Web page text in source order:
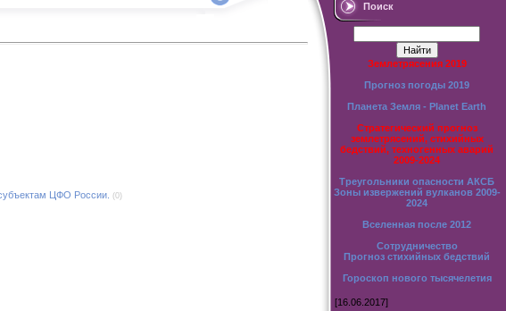
ЦФО России. (0)
Поиск
Землетрясения 2019
Прогноз погоды 2019
Планета Земля - Planet Earth
Стратегический прогноз
землетрясений, стихийных
бедствий, техногенных аварий
2009-2024
Треугольники опасности АКСБ
Зоны извержений вулканов 2009-
2024
Вселенная после 2012
Сотрудничество
Прогноз стихийных бедствий
Гороскоп нового тысячелетия
[16.06.2017]